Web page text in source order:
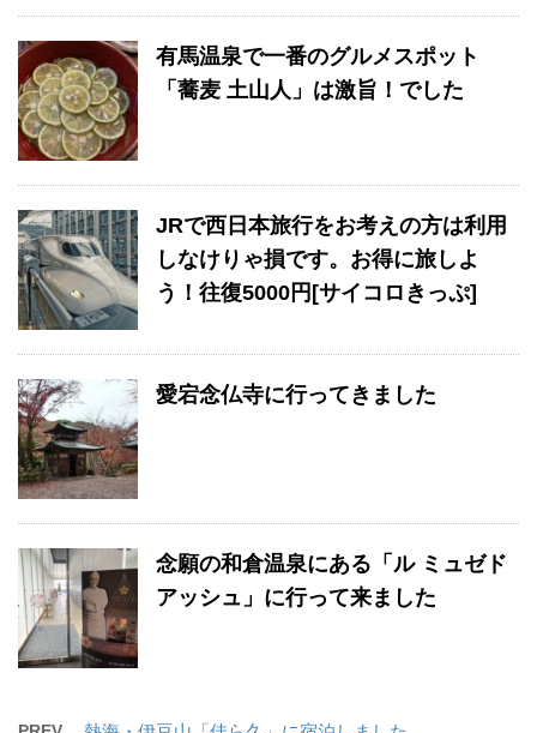
有馬温泉で一番のグルメスポット
「蕎麦 土山人」は激旨！でした
JRで西日本旅行をお考えの方は利用
しなけりゃ損です。お得に旅しよ
う！往復5000円[サイコロきっぷ]
愛宕念仏寺に行ってきました
念願の和倉温泉にある「ル ミュゼド
アッシュ」に行って来ました